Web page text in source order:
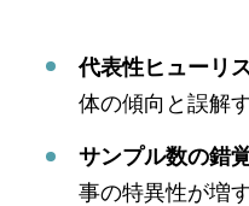
代表性ヒューリ
体の傾向と誤解す
サンプル数の錯
事の特異性が増す